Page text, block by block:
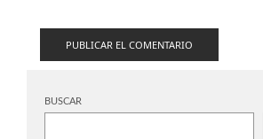
BUSCAR